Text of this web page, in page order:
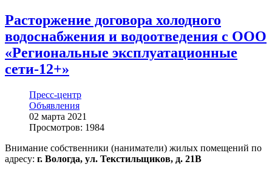
Расторжение договора холодного
водоснабжения и водоотведения с ООО
«Региональные эксплуатационные
сети-12+»
Пресс-центр
Объявления
02 марта 2021
Просмотров: 1984
Внимание собственники (наниматели) жилых помещений по
адресу: г. Вологда, ул. Текстильщиков, д. 21В